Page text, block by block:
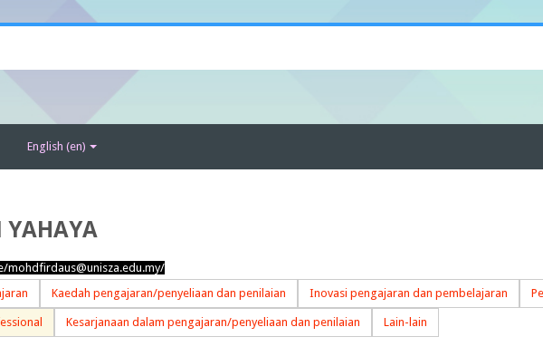
English ‎(en)‎
YAHAYA
mohdfirdaus@unisza.edu.my/
Kaedah pengajaran/penyeliaan dan penilaian Inovasi pengajaran dan pembelajaran
Kesarjanaan dalam pengajaran/penyeliaan dan penilaian Lain-lain